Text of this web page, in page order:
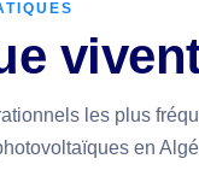
les plus
en